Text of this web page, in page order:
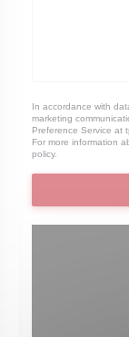
In accordance with
marketing
Preference Service at
For more information
policy.